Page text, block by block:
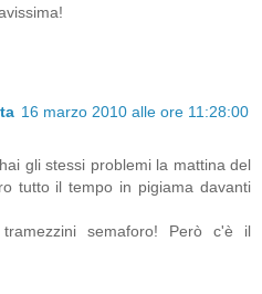
16 marzo 2010 alle ore 11:28:00
gli stessi problemi la mattina del
tutto il tempo in pigiama davanti
semaforo! Però c'è il